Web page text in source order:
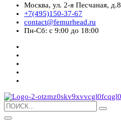
Москва, ул. 2-я Песчаная, д.8
+7(495)150-37-67
contact@femurhead.ru
Пн-Сб: с 9:00 до 18:00